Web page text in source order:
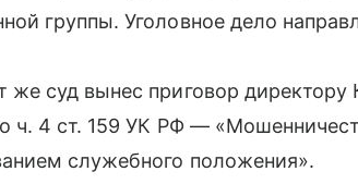
группы. Уголовное дело
же суд вынес приговор директору
ч. 4 ст. 159 УК РФ —
служебного положения».